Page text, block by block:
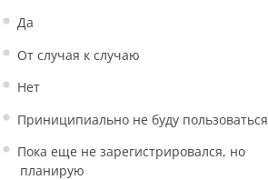
Да
От случая к случаю
Нет
Приниципиально не буду пользоваться
Пока еще не зарегистрировался, но
планирую